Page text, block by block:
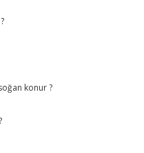
konur ?